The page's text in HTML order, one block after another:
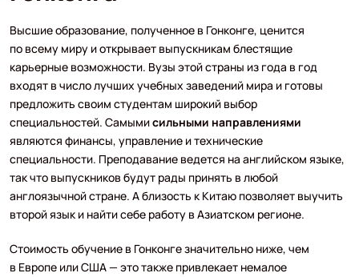
Высшие образование, полученное в Гонконге, ценится
по всему миру и открывает выпускникам блестящие
карьерные возможности. Вузы этой страны из года в год
входят в число лучших учебных заведений мира и готовы
предложить своим студентам широкий выбор
специальностей. Самымисильными направлениями
являются финансы, управление и технические
специальности. Преподавание ведется на английском языке,
так что выпускников будут рады принять в любой
англоязычной стране. А близость к Китаю позволяет выучить
второй язык и найти себе работу в Азиатском регионе.
Стоимость обучение в Гонконге значительно ниже, чем
в Европе или США — это также привлекает немалое